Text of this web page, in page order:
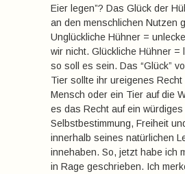
Eier legen”? Das Glück der
an den menschlichen Nutzen
Unglückliche Hühner =
wir nicht. Glückliche Hühner =
so soll es sein. Das “Glück”
Tier sollte ihr ureigenes
Mensch oder ein Tier auf die
es das Recht auf ein würdiges
Selbstbestimmung, Freiheit
innerhalb seines natürlichen
innehaben. So, jetzt habe ich
in Rage geschrieben. Ich